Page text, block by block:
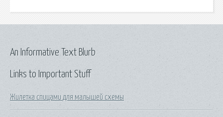
Links to Important Stuff
Жилетка спицами для малышей схемы
An Informative Text Blurb